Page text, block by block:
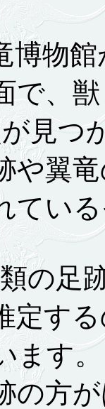
物館
で、獣
見つ
や翼
いる
の足
る
ます。
方